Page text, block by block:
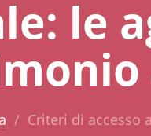
le
Criteri di accesso